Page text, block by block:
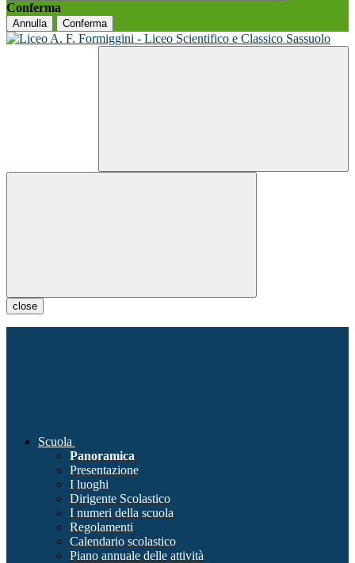
Conferma
Annulla Conferma
close
Scuola
Panoramica
Presentazione
I luoghi
Dirigente Scolastico
I numeri della scuola
Regolamenti
Calendario scolastico
Piano annuale delle attività